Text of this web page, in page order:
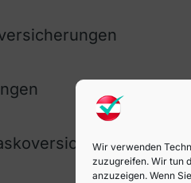
Wir verwenden
zuzugreifen. Wir tun
anzuzeigen. Wenn